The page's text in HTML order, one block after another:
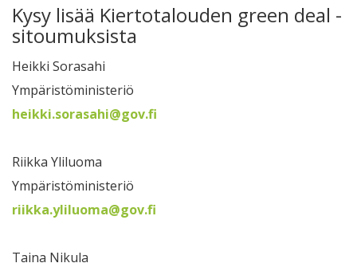
Kysy lisää Kiertotalouden green deal -
sitoumuksista
Heikki Sorasahi
Ympäristöministeriö
heikki.sorasahi@gov.fi
Riikka Yliluoma
Ympäristöministeriö
riikka.yliluoma@gov.fi
Taina Nikula